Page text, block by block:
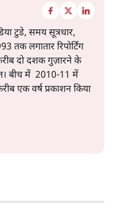
टुडे, समय सूत्रधार,
तक लगातार रिपोर्टिंग
दो दशक गुज़ारने के
बीच में 2010-11 में
एक वर्ष प्रकाशन किया